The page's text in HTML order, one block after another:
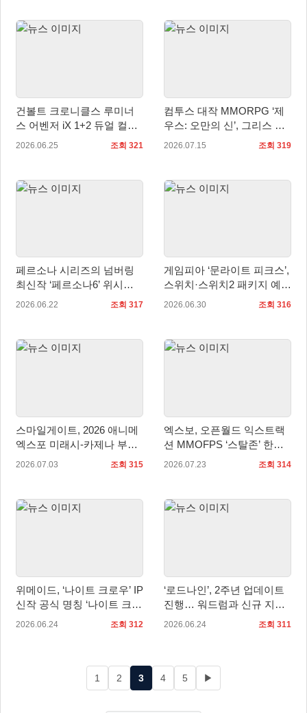
건볼트 크로니클스 루미너
스 어벤저 iX 1+2 듀얼 컬렉
션, 패키지 예약판매 시작
2026.06.25 조회 321
컴투스 대작 MMORPG ‘제
우스: 오만의 신’, 그리스 신
화 속으로 이끄는 몰입의 설
2026.07.15 조회 319
페르소나 시리즈의 넘버링
최신작 ‘페르소나6’ 위시리
스트에 추가 가능!
2026.06.22 조회 317
게임피아 ‘문라이트 피크스’,
스위치·스위치2 패키지 예약
판매 7월 1일 시작
2026.06.30 조회 316
스마일게이트, 2026 애니메
엑스포 미래시-카제나 부스
정식 오픈
2026.07.03 조회 315
엑스보, 오픈월드 익스트랙
션 MMOFPS ‘스탈존’ 한국
정식 출시
2026.07.23 조회 314
위메이드, ‘나이트 크로우’ IP
신작 공식 명칭 ‘나이트 크로
우W’로 확정
2026.06.24 조회 312
‘로드나인’, 2주년 업데이트
진행… 워드럼과 신규 지역
모네타 추가
2026.06.24 조회 311
1 2 3 4 5 ▶